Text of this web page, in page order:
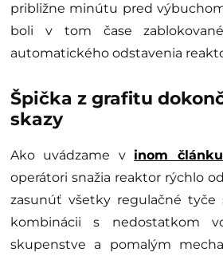
približne minútu pred
boli v tom čase
automatického odstavenia
Špička z grafitu
skazy
Ako uvádzame v inom článku
operátori snažia reaktor rýchlo
zasunúť všetky regulačné tyče
kombinácii s nedostatkom
skupenstve a pomalým